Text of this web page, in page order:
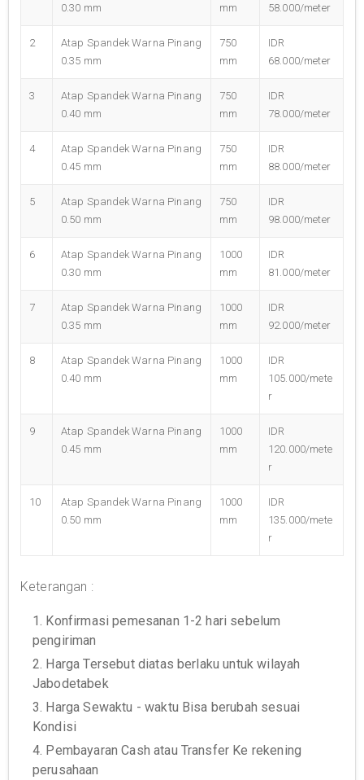
0.30 mm
mm
58.000/meter
2
Atap Spandek Warna Pinang
0.35 mm
750
mm
IDR
68.000/meter
3
Atap Spandek Warna Pinang
0.40 mm
750
mm
IDR
78.000/meter
4
Atap Spandek Warna Pinang
0.45 mm
750
mm
IDR
88.000/meter
5
Atap Spandek Warna Pinang
0.50 mm
750
mm
IDR
98.000/meter
6
Atap Spandek Warna Pinang
0.30 mm
1000
mm
IDR
81.000/meter
7
Atap Spandek Warna Pinang
0.35 mm
1000
mm
IDR
92.000/meter
8
Atap Spandek Warna Pinang
0.40 mm
1000
mm
IDR
105.000/mete
r
9
Atap Spandek Warna Pinang
0.45 mm
1000
mm
IDR
120.000/mete
r
10
Atap Spandek Warna Pinang
0.50 mm
1000
mm
IDR
135.000/mete
r
Keterangan :
1. Konfirmasi pemesanan 1-2 hari sebelum
pengiriman
2. Harga Tersebut diatas berlaku untuk wilayah
Jabodetabek
3. Harga Sewaktu - waktu Bisa berubah sesuai
Kondisi
4. Pembayaran Cash atau Transfer Ke rekening
perusahaan